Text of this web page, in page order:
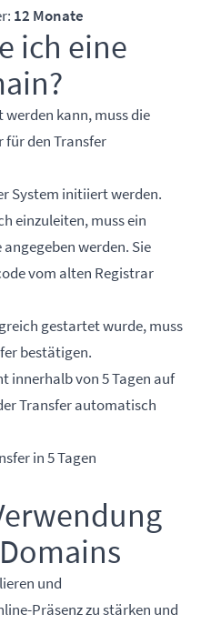
12 Monate
ich eine
kann, muss die
für den Transfer
System initiiert werden.
einzuleiten, muss ein
werden. Sie
vom alten Registrar
gestartet wurde, muss
bestätigen.
innerhalb von 5 Tagen auf
Transfer automatisch
in 5 Tagen
und
Präsenz zu stärken und